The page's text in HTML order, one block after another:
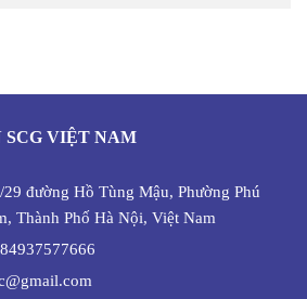
SCG VIỆT NAM
đường Hồ Tùng Mậu, Phường Phú
Thành Phố Hà Nội, Việt Nam